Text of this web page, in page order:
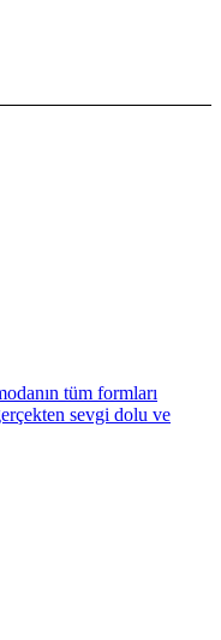
tüm formları
sevgi dolu ve